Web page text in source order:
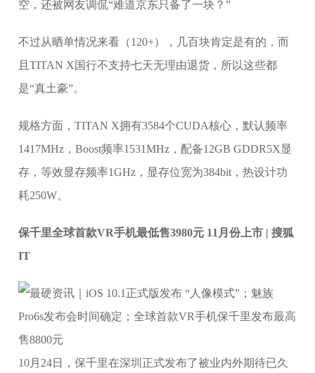
空，还被网友调侃“难道京东只备了一块？”
不过从晒单情况来看（120+），几百块肯定是有的，而
且TITAN X国行不支持七天无理由退货，所以这些都
是“真土豪”。
规格方面，TITAN X拥有3584个CUDA核心，默认频率
1417MHz，Boost频率1531MHz，配备12GB GDDR5X显
存，等效显存频率1GHz，显存位宽为384bit，热设计功
耗250W。
保千里全球首款VR手机最低售3980元 11月份上市 | 搜狐
IT
10月24日，保千里在深圳正式发布了被业内外期待已久